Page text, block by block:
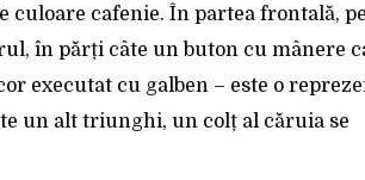
culoare cafenie. În partea frontală,
în părți câte un buton cu mânere
executat cu galben – este o
un alt triunghi, un colț al căruia se